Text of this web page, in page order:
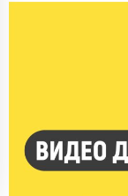
Оловянные
можно
В Тверской
грозы и